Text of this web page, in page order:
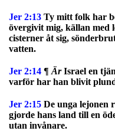
Jer 2:13 Ty mitt folk har
övergivit mig, källan med
cisterner åt sig,
vatten.
Jer 2:14 ¶ ÄrIsrael en
varför har han blivit
Jer 2:15 De unga lejonen
gjorde hans land till en
utan invånare.